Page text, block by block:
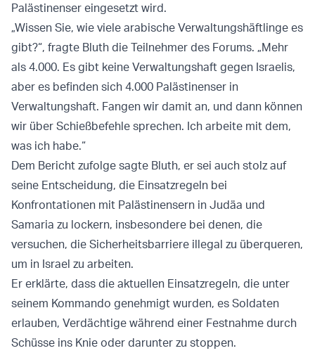
Palästinenser eingesetzt wird.
„Wissen Sie, wie viele arabische Verwaltungshäftlinge es
gibt?“, fragte Bluth die Teilnehmer des Forums. „Mehr
als 4.000. Es gibt keine Verwaltungshaft gegen Israelis,
aber es befinden sich 4.000 Palästinenser in
Verwaltungshaft. Fangen wir damit an, und dann können
wir über Schießbefehle sprechen. Ich arbeite mit dem,
was ich habe.“
Dem Bericht zufolge sagte Bluth, er sei auch stolz auf
seine Entscheidung, die Einsatzregeln bei
Konfrontationen mit Palästinensern in Judäa und
Samaria zu lockern, insbesondere bei denen, die
versuchen, die Sicherheitsbarriere illegal zu überqueren,
um in Israel zu arbeiten.
Er erklärte, dass die aktuellen Einsatzregeln, die unter
seinem Kommando genehmigt wurden, es Soldaten
erlauben, Verdächtige während einer Festnahme durch
Schüsse ins Knie oder darunter zu stoppen.